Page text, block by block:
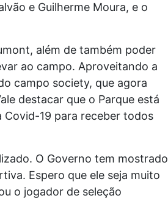
e Guilherme Moura, e o
além de também poder
ao campo. Aproveitando a
campo society, que agora
destacar que o Parque está
19 para receber todos
O Governo tem mostrado
Espero que ele seja muito
o jogador de seleção